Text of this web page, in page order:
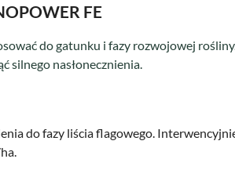
FE
do gatunku i fazy rozwojowej
silnego nasłonecznienia.
do fazy liścia flagowego.